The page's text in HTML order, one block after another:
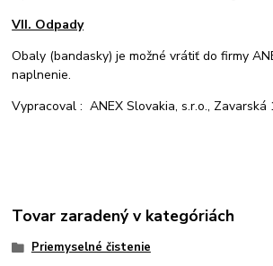
VII. Odpady
Obaly (bandasky) je možné vrátiť do firmy
naplnenie.
Vypracoval : ANEX Slovakia, s.r.o., Zavarská
Tovar zaradený v kategóriách
Priemyselné čistenie